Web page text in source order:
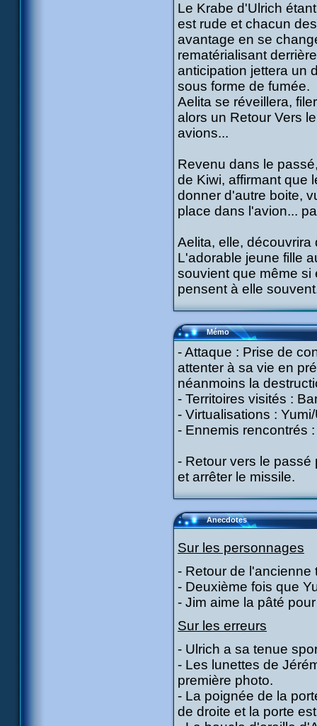
Le Krabe d'Ulrich
est rude et chacun
avantage en se
rematérialisant
anticipation jettera un
sous forme de fumée.
Aelita se réveillera,
alors un Retour Vers
avions...
Revenu dans le
de Kiwi, affirmant que
donner d'autre boite,
place dans l'avion...
Aelita, elle,
L'adorable jeune fille
souvient que même si
pensent à elle
Mémo
- Attaque : Prise de
attenter à sa vie en
néanmoins la
- Territoires visités :
- Virtualisations :
- Ennemis rencontrés
- Retour vers le
et arrêter le missile.
Anecdotes
Sur les personnages
- Retour de l'ancienne
- Deuxième fois que
- Jim aime la pâté
Sur les erreurs
- Ulrich a sa tenue
- Les lunettes de
première photo.
- La poignée de la
de droite et la porte